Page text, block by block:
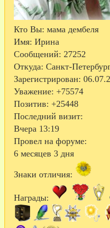
Кто Вы: мама дембеля
Имя: Ирина
Сообщений: 27252
Откуда: Санкт-
Зарегистрирован:
Уважение: +75574
Позитив: +25448
Последний визит:
Вчера 13:19
Провел на форуме:
6 месяцев 3 дня
Знаки отличия:
Награды: